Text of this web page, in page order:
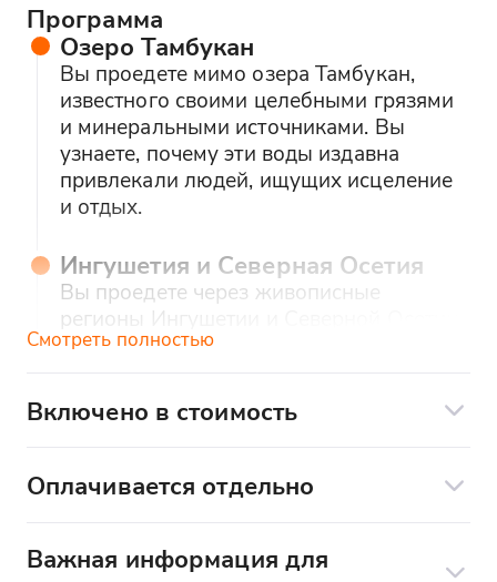
Программа
Озеро Тамбукан
Вы проедете мимо озера Тамбукан,
известного своими целебными грязями
и минеральными источниками. Вы
узнаете, почему эти воды издавна
привлекали людей, ищущих исцеление
и отдых.
Ингушетия и Северная Осетия
Вы проедете через живописные
регионы Ингушетии и Северной Осетии,
славящиеся своим гостеприимством и
почувствуете дух древней истории этих
Вы увидите грандиозную мечеть
Смотреть полностью
Включено в стоимость
трансфер;
организация входа в заповедные места,
Оплачивается отдельно
Обед в кафе
Важная информация для